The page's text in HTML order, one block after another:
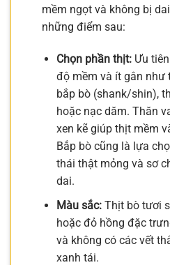
mềm ngọt và không bị
những điểm sau:
Chọn phần thịt:Ưu
độ mềm và ít gân như
bắp bò (shank/shin),
hoặc nạc dăm. Thăn
xen kẽ giúp thịt mềm
Bắp bò cũng là lựa
thái thật mỏng và sơ
dai.
Màu sắc:Thịt bò tươi
hoặc đỏ hồng đặc
và không có các vết
xanh tái.